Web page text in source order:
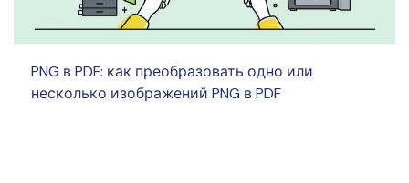
PNG в PDF: как преобразовать одно или
несколько изображений PNG в PDF